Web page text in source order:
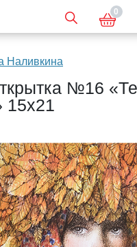
0
Наливкина
№16
15х21